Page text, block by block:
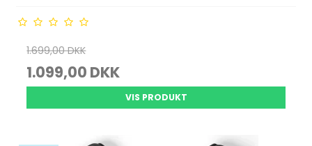
1.699,00 DKK
1.099,00 DKK
VIS PRODUKT